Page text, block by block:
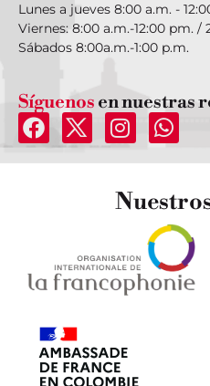
Lunes a jueves 8:00 a.m. -
Viernes: 8:00 a.m.-12:00 pm. /
Sábados 8:00a.m.-1:00 p.m.
Síguenos en nuestras